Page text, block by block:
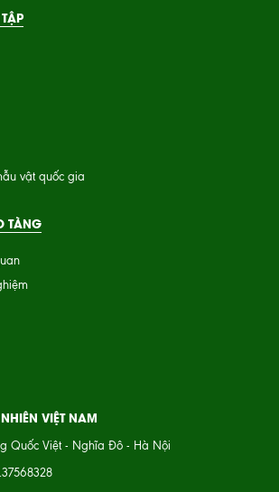
vật quốc gia
TÀNG
VIỆT NAM
Quốc Việt - Nghĩa Đô - Hà Nội